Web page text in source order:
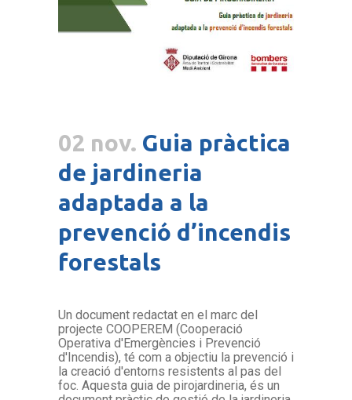
02 nov. Guia pràctica
de jardineria
adaptada a la
prevenció d’incendis
forestals
Un document redactat en el marc del
projecte COOPEREM (Cooperació
Operativa d'Emergències i Prevenció
d'Incendis), té com a objectiu la prevenció i
la creació d'entorns resistents al pas del
foc. Aquesta guia de pirojardineria, és un